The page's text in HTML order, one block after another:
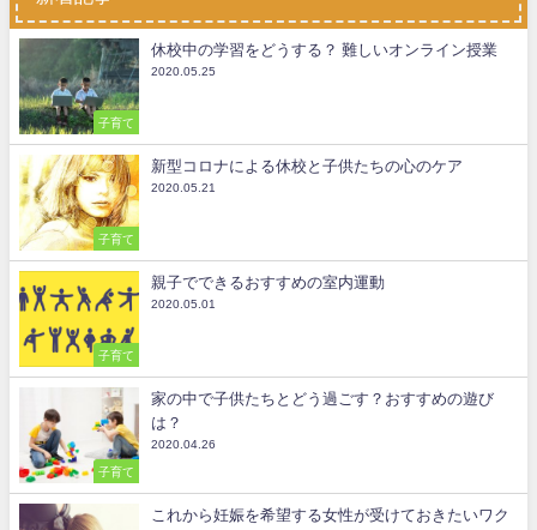
子育て
休校中の学習をどうする？ 難しいオンライン授業
2020.05.25
子育て
新型コロナによる休校と子供たちの心のケア
2020.05.21
子育て
親子でできるおすすめの室内運動
2020.05.01
子育て
家の中で子供たちとどう過ごす？おすすめの遊び
は？
2020.04.26
これから妊娠を希望する女性が受けておきたいワク